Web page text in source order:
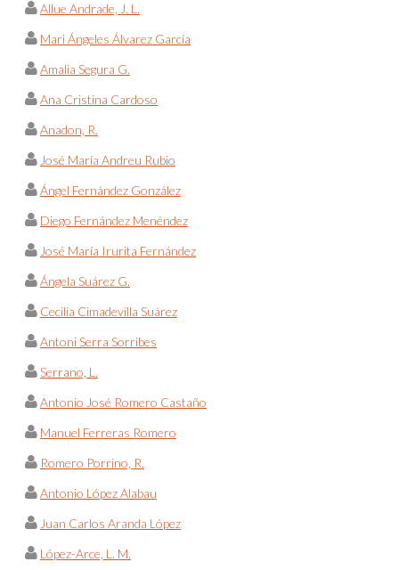
Allue Andrade, J. L.
Mari Ángeles Álvarez García
Amalia Segura G.
Ana Cristina Cardoso
Anadon, R.
José María Andreu Rubio
Ángel Fernández González
Diego Fernández Menéndez
José María Irurita Fernández
Ángela Suárez G.
Cecilia Cimadevilla Suárez
Antoni Serra Sorribes
Serrano, L.
Antonio José Romero Castaño
Manuel Ferreras Romero
Romero Porrino, R.
Antonio López Alabau
Juan Carlos Aranda López
López-Arce, L. M.